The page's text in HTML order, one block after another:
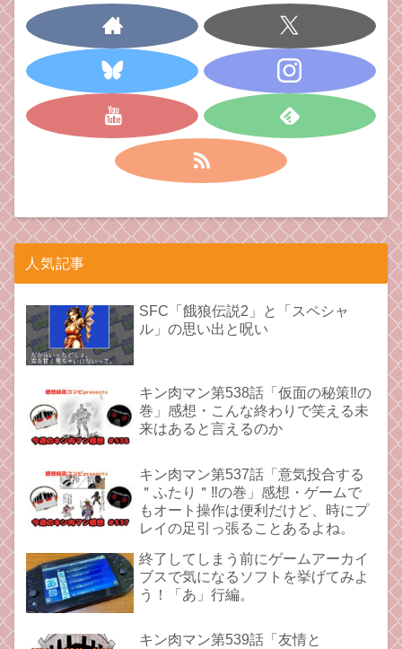
人気記事
SFC「餓狼伝説2」と「スペシャ
ル」の思い出と呪い
キン肉マン第538話「仮面の秘策‼︎の
巻」感想・こんな終わりで笑える未
来はあると言えるのか
キン肉マン第537話「意気投合する
＂ふたり＂‼︎の巻」感想・ゲームで
もオート操作は便利だけど、時にプ
レイの足引っ張ることあるよね。
終了してしまう前にゲームアーカイ
ブスで気になるソフトを挙げてみよ
う！「あ」行編。
キン肉マン第539話「友情と